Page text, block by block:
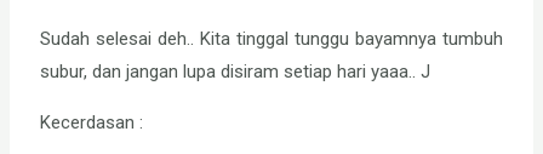
Sudah selesai deh.. Kita tinggal tunggu bayamnya tumbuh
subur, dan jangan lupa disiram setiap hari yaaa.. J
Kecerdasan :